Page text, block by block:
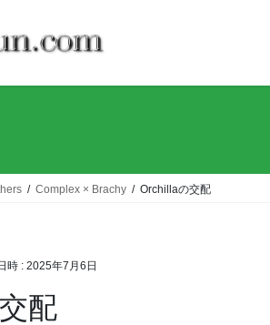
Complex × Brachy Orchillaの交配
時 : 2025年7月6日
配